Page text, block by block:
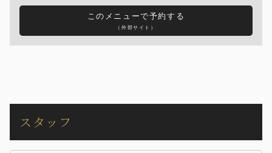
このメニューで予約する
（外部サイト）
スタッフ